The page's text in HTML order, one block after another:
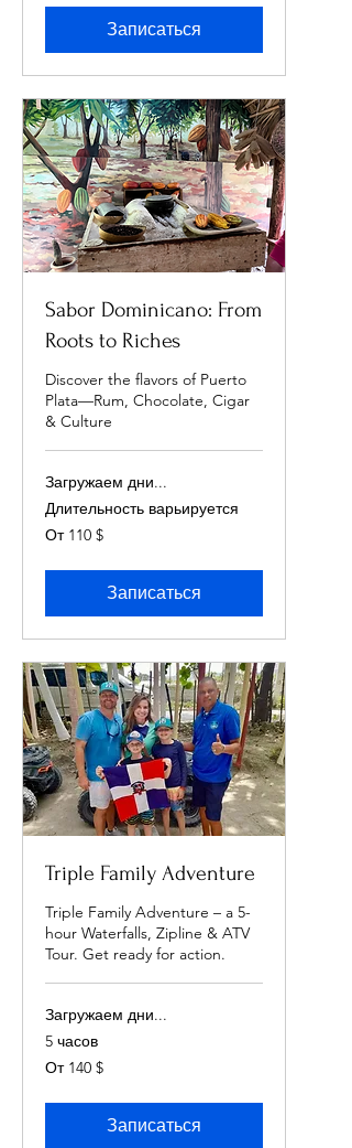
Записаться
Sabor Dominicano: From
Roots to Riches
Discover the flavors of Puerto
Plata—Rum, Chocolate, Cigar
& Culture
Загружаем дни...
Длительность варьируется
От
110
От 110 $
Записаться
Triple Family Adventure
Triple Family Adventure – a 5-
hour Waterfalls, Zipline & ATV
Tour. Get ready for action.
Загружаем дни...
5 часов
От
140
От 140 $
Записаться